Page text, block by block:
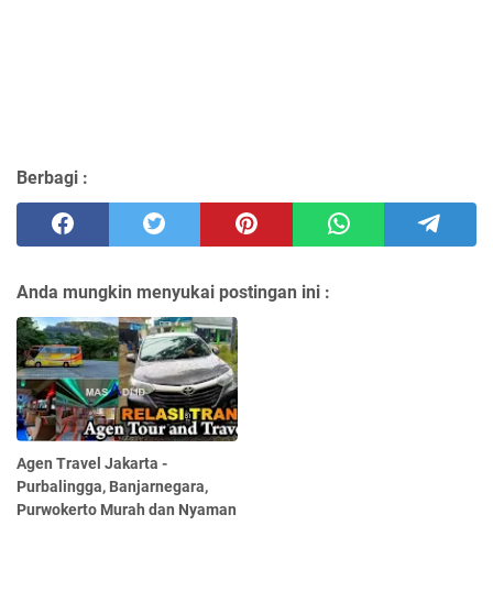
Berbagi :
Anda mungkin menyukai postingan ini :
Agen Travel Jakarta -
Purbalingga, Banjarnegara,
Purwokerto Murah dan Nyaman